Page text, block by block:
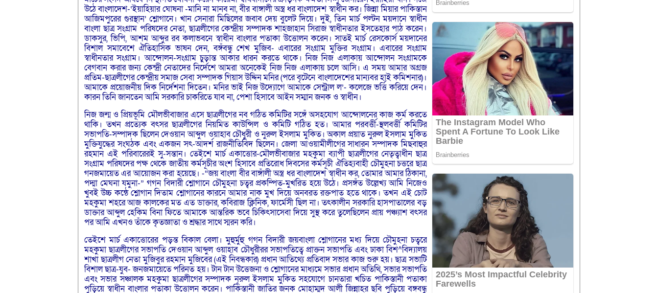
উঠে বাংলাদেশ-‘ইয়াহিয়ার ঘোষনা -মানি না মানব না, বীর বাঙ্গালী অস্ত্র ধর বাংলাদেশ স্বাধীন কর। জিন্না মিয়ার পাকিস্তান
আজিমপুরের গুরস্থান’ শ্লোগানে। খান সেনারা মিছিলের জবাব দেয় বুলেট দিয়ে। দুই, তিন মার্চ পল্টন ময়দানে স্বাধীন
বাংলা ছাত্র সংগ্রাম পরিষদের নেতা, ছাত্রলীগের কেন্দ্রীয় সম্পাদক শাহজাহান সিরাজ স্বাধীনতার ইসতেহার পাঠ করেন।
ডাকসুর, ভিপি, আশম আব্দুর রব কলাভবনে স্বাধীন বাংলার পতাকা উত্তোলন করেন। সাতই মার্চ রেসকোর্স ময়দানের
বিশাল সমাবেশে ঐতিহাসিক ভাষন দেন, বঙ্গঁবন্ধু শেখ মুজিব- এবারের সংগ্রাম মুক্তির সংগ্রাম। এবারের সংগ্রাম
স্বাধীনতার সংগ্রাম। আন্দোলন-সংগ্রাম চুড়ান্ত আকার ধারন করতে থাকে। নিজ নিজ এলাকায় আন্দোলন সংগ্রামকে
বেগবান করার জন্য কেন্দ্রী নেতাদের নির্দেশে আমরা অনেকেই নিজ নিজ এলাকায় চলে আসি। এ সময় আমার অগ্রজ
প্রতিম-ছাত্রলীগের কেন্দ্রীয় সমাজ সেবা সম্পাদক গিয়াস উদ্দিন মনির (পরে বৃটেনে বাংলাদেশের মান্যবর হাই কমিশনার)।
আমাকে প্রয়োজনীয় দিক নির্দেশনা দিতেন। মনির ভাই নিজ উদ্যোগে আমাকে সেন্ট্রাল ল’- কলেজে ভর্ত্তি করিয়ে দেন।
কারন তিনি জানতেন আমি সরকারি চাকরিতে যাব না, পেশা হিসাবে আইন সম্মান জনক ও স্বাধীন।
নিজ জন্ম ও প্রিয়ভূমি মৌলভীবাজার এসে ছাত্রলীগের নব গঠিত কমিটির সঙ্গেঁ অসহযোগ আন্দোলনের কাজ কর্ম করতে
থাকি। তখন প্রত্যেক বৎসর ছাত্রলীগের নিয়মিত কাউন্সিল ও কমিটি গঠিত হত। আমার পরবর্ত্তী-স্থলবর্ত্তী কমিটির
সভাপতি-সম্পাদক ছিলেন দেওয়ান আব্দুল ওয়াহাব চৌধুরী ও নুরুল ইসলাম মুকিত। অকাল প্রয়াত নুরুল ইসলাম মুকিত
মুক্তিযুদ্ধের সংঘঠক এবং একজন সৎ-আদর্শ রাজনীতিবিদ ছিলেন। জেলা আওয়ামীলীগের সাধারন সম্পাদক মিছবাহুর
রহমান এই পরিবারেরই সু-সন্তান। তেইশে মার্চ একাত্তোর-মৌলভীবাজার মহকুমা ব্যাপী ছাত্রলীগের নেতৃত্বাধীন ছাত্র
সংগ্রাম পরিষদের পক্ষ থেকে জাতীয় কর্মসূচীর অংশ হিসাবে প্রতিরোধ দিবসের কর্মসূচী ঐতিহ্যবাহী চৌমুহনা চত্তরে ছাত্র
গনজমায়েত এর আয়োজন করা হয়েছে। -“জয় বাংলা বীর বাঙ্গাঁলী অস্ত্র ধর বাংলাদেশ স্বাধীন কর, তোমার আমার ঠিকানা,
পদ্মা মেঘনা যমুনা-” গগন বিদারী শ্লোগানে চৌমুহনা চত্বর প্রকম্পিত-মুখরিত হয়ে উঠে। প্রসঙ্গঁত উল্লেখ্য আমি নিজেও
খুবই উচ্চ কন্ঠে শ্লোগান দিতাম শ্লোগানের কারনে আমার নাক মুখ দিয়ে অনবরত রক্তপাত হতে থাকে। তখন এই চোট
মহকুমা শহরে আজ কালকের মত এত ডাক্তার, কবিরাজ ক্লিনিক, ফার্মেসী ছিল না। তৎকালীন সরকারি হাসপাতালের বড়
ডাক্তার আব্দুল হেকিম বিনা ফিতে আমাকে আন্তরিক ভবে চিকিৎসাসেবা দিয়ে সুস্থ করে তুলেছিলেন প্রায় পঞ্চ্যাশ বৎসর
পর আমি এখনও তাঁকে কৃতজ্ঞাতা ও শ্রদ্ধার সাথে স্মরন করি।
তেইশে মার্চ একাত্তোরের পড়ন্ত বিকাল বেলা। মুহুর্মুহু গগন বিদারী জয়বাংলা শ্লোগানের মধ্য দিয়ে চৌমুহনা চত্বরে
মহকুমা ছাত্রলীগের সভাপতি দেওয়ান আব্দুল ওয়াহাব চৌধুরীরর সভাপতিত্বে প্রাক্তন সভাপতি এবং ঢাকা বিশ^বিদ্যালয়
শাখা ছাত্রলীগ নেতা মুজিবুর রহমান মুজিবের (এই নিবন্ধকার) প্রধান আতিথ্যে প্রতিবাদ সভার কাজ শুরু হয়। ছাত্র সভাটি
বিশাল ছাত্র-যুব- জনজমায়েতে পরিনত হয়। টান টান উত্তেজনা ও শ্লোগানের মাধ্যমে সভার প্রধান অতিথি, সভার সভাপতি
এবং সভার সঞ্চালক মহকুমা ছাত্রলীগের সম্পাদক নূরুল ইসলাম মুকিত সহযোগে চানতারা খচিত পাকিস্তানী পতাকা
পুড়িয়ে স্বাধীন বাংলার পতাকা উত্তোলন করেন। পাকিস্তানী জাতির জনক মোহাম্মদ আলী জিন্নাহর ছবি পুড়িয়ে বঙ্গবন্ধু